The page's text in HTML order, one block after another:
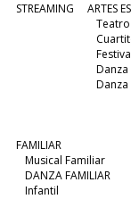
STREAMING
ARTES
Teatro
Danza
Danza
FAMILIAR
Musical Familiar
DANZA FAMILIAR
Infantil